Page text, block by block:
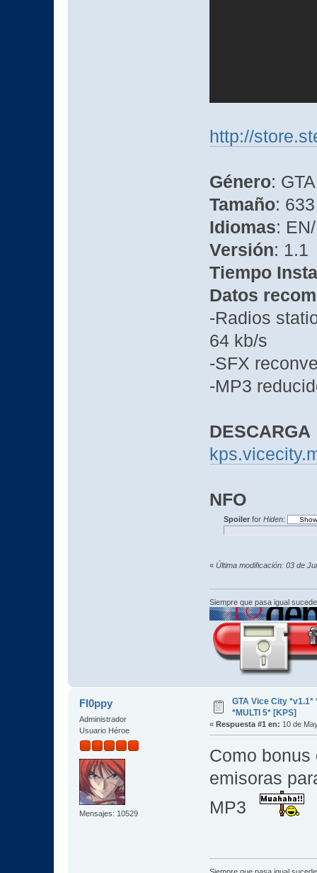
http://
Género: GTA
Tamaño:
Idiomas:
Versión: 1.1
Tiempo
Datos
-Radios
64 kb/s
-SFX
-MP3
DESCARGA
NFO
Spoilerfor Hiden:
« Última modificación: 03 de
Siempre que pasa igual
Fl0ppy
Administrador
Usuario Héroe
Mensajes: 10529
GTA Vice City *v1.1*
*MULTI 5* [KPS]
« Respuesta #1 en: 10 de
Como
emisoras
MP3